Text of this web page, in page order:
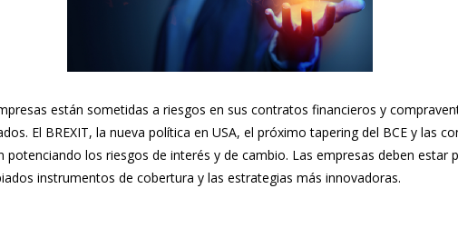
están sometidas a riesgos en sus contratos financieros y
El BREXIT, la nueva política en USA, el próximo tapering del BCE y las
los riesgos de interés y de cambio. Las empresas deben estar
instrumentos de cobertura y las estrategias más innovadoras.